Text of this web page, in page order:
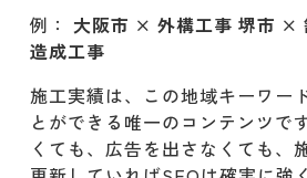
▼ 失敗例③ 地域名が
▼ 失敗例④ 外注記
る
施工実績で成果を出し
例：大阪市 × 外構工事 堺市 ×
造成工事
施工実績は、この地域キーワー
とができる唯一のコンテンツで
くても、広告を出さなくても、